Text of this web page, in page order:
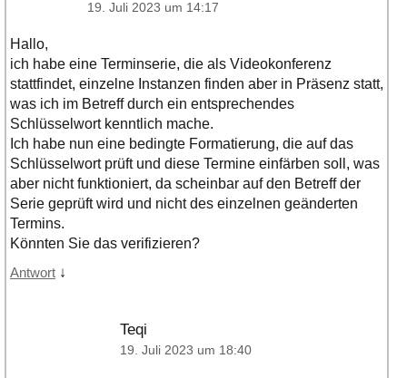
19. Juli 2023 um 14:17
Hallo,
ich habe eine Terminserie, die als Videokonferenz
stattfindet, einzelne Instanzen finden aber in Präsenz statt,
was ich im Betreff durch ein entsprechendes
Schlüsselwort kenntlich mache.
Ich habe nun eine bedingte Formatierung, die auf das
Schlüsselwort prüft und diese Termine einfärben soll, was
aber nicht funktioniert, da scheinbar auf den Betreff der
Serie geprüft wird und nicht des einzelnen geänderten
Termins.
Könnten Sie das verifizieren?
Antwort ↓
Teqi
19. Juli 2023 um 18:40